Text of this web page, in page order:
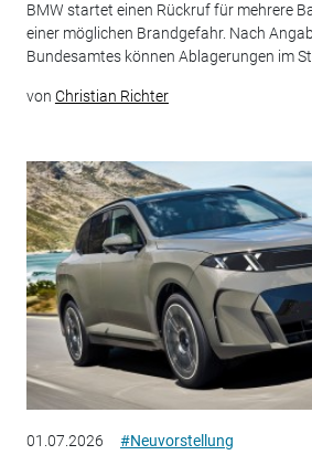
BMW startet einen Rückruf für mehrere
einer möglichen Brandgefahr. Nach
Bundesamtes können Ablagerungen im
von Christian Richter
01.07.2026 #Neuvorstellung